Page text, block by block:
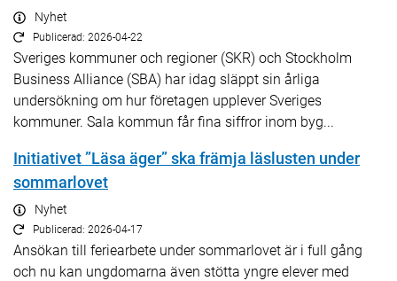
Nyhet
Publicerad: 2026-04-22
Sveriges kommuner och regioner (SKR) och Stockholm
Business Alliance (SBA) har idag släppt sin årliga
undersökning om hur företagen upplever Sveriges
kommuner. Sala kommun får fina siffror inom byg...
Initiativet ”Läsa äger” ska främja läslusten under
sommarlovet
Nyhet
Publicerad: 2026-04-17
Ansökan till feriearbete under sommarlovet är i full gång
och nu kan ungdomarna även stötta yngre elever med